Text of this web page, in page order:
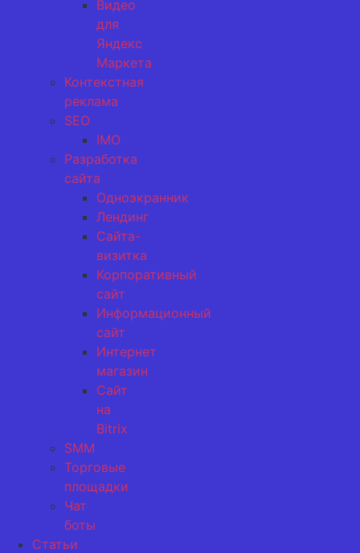
Видео
для
Яндекс
Маркета
Контекстная
реклама
SEO
IMO
Разработка
сайта
Одноэкранник
Лендинг
Сайта-
визитка
Корпоративный
сайт
Информационный
сайт
Интернет
магазин
Сайт
на
Bitrix
SMM
Торговые
площадки
Чат
боты
Статьи